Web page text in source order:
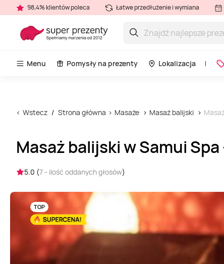
98,4% klientów poleca Łatwe przedłużenie i wymiana
Menu Pomysły na prezenty Lokalizacja
Wstecz Strona główna Masaże Masaż balijski
Masaż balijski w Samui
5.0 (7 - ilość oddanych głosów)
TOP